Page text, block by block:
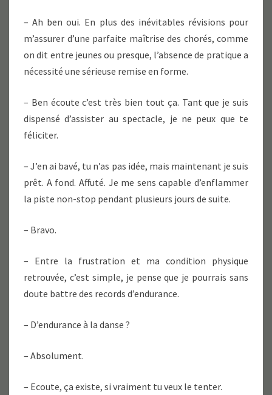
– Ah ben oui. En plus des inévitables révisions pour
m’assurer d’une parfaite maîtrise des chorés, comme
on dit entre jeunes ou presque, l’absence de pratique a
nécessité une sérieuse remise en forme.
– Ben écoute c’est très bien tout ça. Tant que je suis
dispensé d’assister au spectacle, je ne peux que te
féliciter.
– J’en ai bavé, tu n’as pas idée, mais maintenant je suis
prêt. A fond. Affuté. Je me sens capable d’enflammer
la piste non-stop pendant plusieurs jours de suite.
– Bravo.
– Entre la frustration et ma condition physique
retrouvée, c’est simple, je pense que je pourrais sans
doute battre des records d’endurance.
– D’endurance à la danse ?
– Absolument.
– Ecoute, ça existe, si vraiment tu veux le tenter.